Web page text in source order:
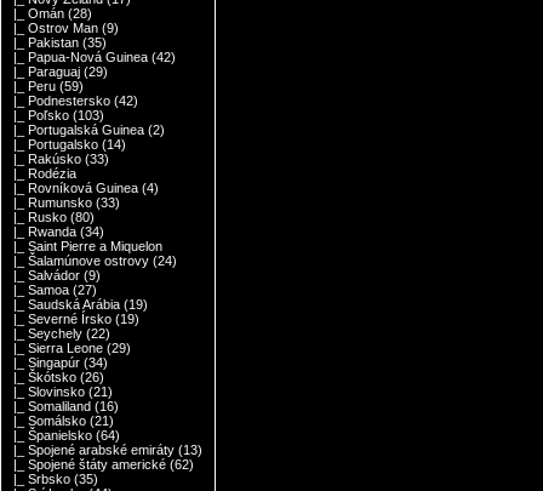
|_ Omán (28)
|_ Ostrov Man (9)
|_ Pakistan (35)
|_ Papua-Nová Guinea (42)
|_ Paraguaj (29)
|_ Peru (59)
|_ Podnestersko (42)
|_ Poľsko (103)
|_ Portugalská Guinea (2)
|_ Portugalsko (14)
|_ Rakúsko (33)
|_ Rodézia
|_ Rovníková Guinea (4)
|_ Rumunsko (33)
|_ Rusko (80)
|_ Rwanda (34)
|_ Saint Pierre a Miquelon
|_ Šalamúnove ostrovy (24)
|_ Salvádor (9)
|_ Samoa (27)
|_ Saudská Arábia (19)
|_ Severné Írsko (19)
|_ Seychely (22)
|_ Sierra Leone (29)
|_ Singapúr (34)
|_ Škótsko (26)
|_ Slovinsko (21)
|_ Somaliland (16)
|_ Somálsko (21)
|_ Španielsko (64)
|_ Spojené arabské emiráty (13)
|_ Spojené štáty americké (62)
|_ Srbsko (35)